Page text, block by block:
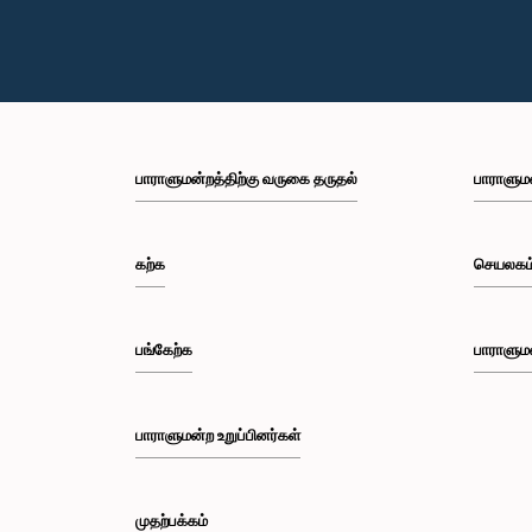
பாராளுமன்றத்திற்கு வருகை தருதல்
கற்க
பங்கேற்க
பாராளுமன்ற உறுப்பினர்கள்
முதற்பக்கம்